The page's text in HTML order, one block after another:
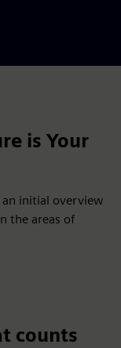
is Your
initial overview
the areas of
counts